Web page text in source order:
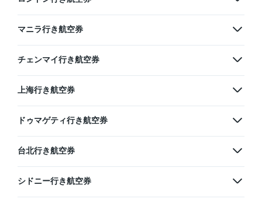
マニラ行き航空券
チェンマイ行き航空券
上海行き航空券
ドゥマゲティ行き航空券
台北行き航空券
シドニー行き航空券